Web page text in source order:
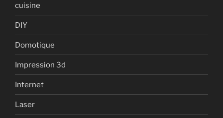
cuisine
DIY
Domotique
Impression 3d
Internet
Laser